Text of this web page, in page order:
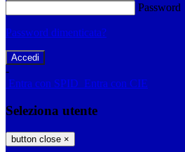
Password
Password dimenticata?
-
Entra con SPID Entra con CIE
Seleziona utente
button close ×